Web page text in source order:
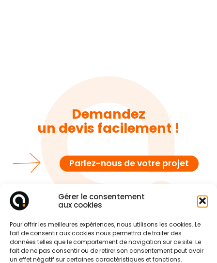
Gérer le consentement
aux cookies
Pour offrir les meilleures expériences, nous utilisons les cookies. Le
fait de consentir aux cookies nous permettra de traiter des
données telles que le comportement de navigation sur ce site. Le
fait de ne pas consentir ou de retirer son consentement peut avoir
un effet négatif sur certaines caractéristiques et fonctions.
Demandez
un devis facilement !
Parlez-nous de votre projet